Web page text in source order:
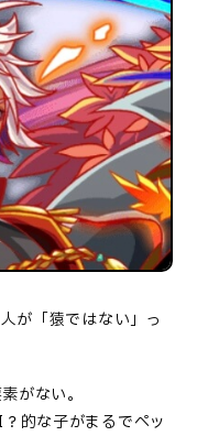
が「猿ではない」っ
がない。
的な子がまるでペッ